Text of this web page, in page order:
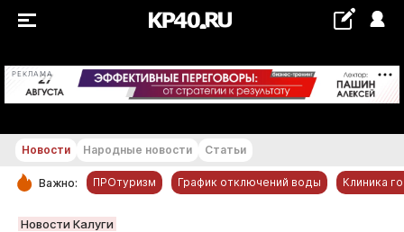
РЕКЛАМА +29...+30 °С
РУБРИКИ
Новости Народные новости Статьи
Важно: ПРОтуризм График отключений воды Клиника
Новости Калуги